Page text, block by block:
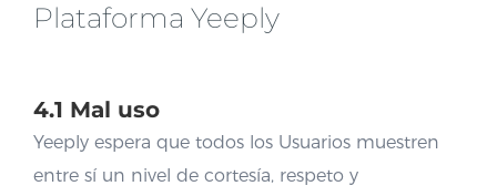
Plataforma Yeeply
4.1 Mal uso
Yeeply espera que todos los Usuarios muestren
entre sí un nivel de cortesía, respeto y